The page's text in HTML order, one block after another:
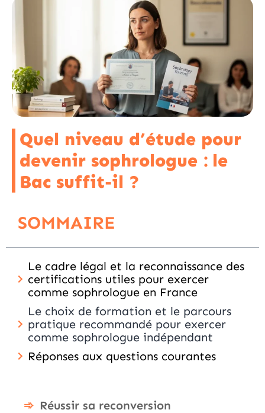
Quel niveau d’étude pour
devenir sophrologue : le
Bac suffit-il ?
SOMMAIRE
Le cadre légal et la reconnaissance des
certifications utiles pour exercer
comme sophrologue en France
Le choix de formation et le parcours
pratique recommandé pour exercer
comme sophrologue indépendant
Réponses aux questions courantes
Réussir sa reconversion